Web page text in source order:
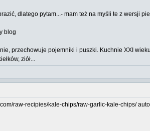
dlatego pytam...- mam też na myśli te z wersji
blog
przechowuje pojemniki i puszki. Kuchnie XXI
ziół...
raw-recipies/kale-chips/raw-garlic-kale-chips/